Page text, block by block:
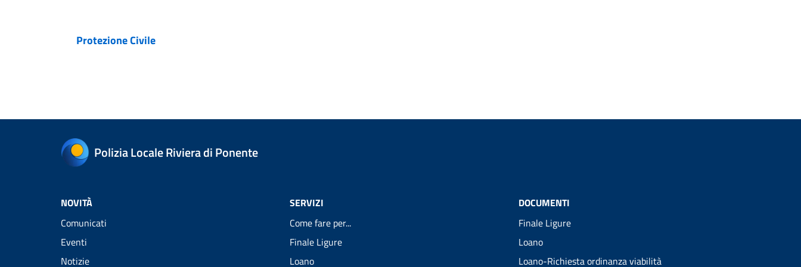
Protezione Civile
Polizia Locale Riviera di Ponente
NOVITÀ
Comunicati
Eventi
Notizie
SERVIZI
Come fare per...
Finale Ligure
Loano
DOCUMENTI
Finale Ligure
Loano
Loano-Richiesta ordinanza viabilità